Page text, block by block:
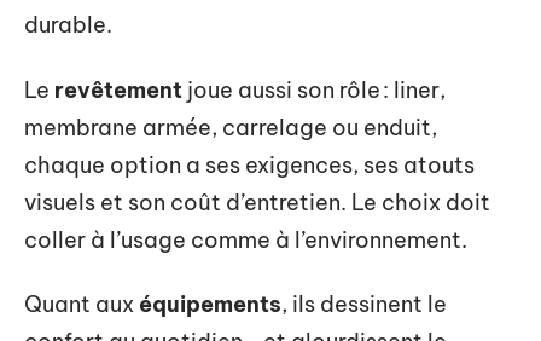
durable.
Le revêtement joue aussi son rôle : liner,
membrane armée, carrelage ou enduit,
chaque option a ses exigences, ses atouts
visuels et son coût d’entretien. Le choix doit
coller à l’usage comme à l’environnement.
Quant aux équipements, ils dessinent le